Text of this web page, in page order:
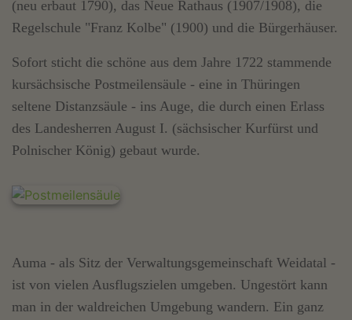
(neu erbaut 1790), das Neue Rathaus (1907/1908), die
Regelschule "Franz Kolbe" (1900) und die Bürgerhäuser.
Sofort sticht die schöne aus dem Jahre 1722 stammende
kursächsische Postmeilensäule - eine in Thüringen
seltene Distanzsäule - ins Auge, die durch einen Erlass
des Landesherren August I. (sächsischer Kurfürst und
Polnischer König) gebaut wurde.
Auma - als Sitz der Verwaltungsgemeinschaft Weidatal -
ist von vielen Ausflugszielen umgeben. Ungestört kann
man in der waldreichen Umgebung wandern. Ein ganz